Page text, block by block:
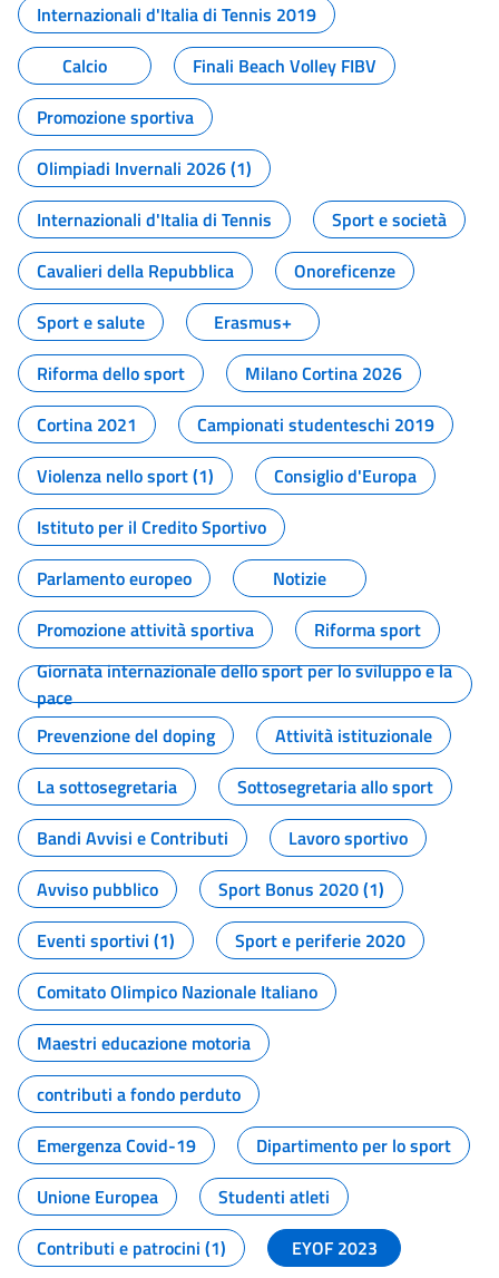
Internazionali d'Italia di Tennis 2019
Calcio
Finali Beach Volley FIBV
Promozione sportiva
Olimpiadi Invernali 2026 (1)
Internazionali d'Italia di Tennis
Sport e società
Cavalieri della Repubblica
Onoreficenze
Sport e salute
Erasmus+
Riforma dello sport
Milano Cortina 2026
Cortina 2021
Campionati studenteschi 2019
Violenza nello sport (1)
Consiglio d'Europa
Istituto per il Credito Sportivo
Parlamento europeo
Notizie
Promozione attività sportiva
Riforma sport
Giornata internazionale dello sport per lo sviluppo e la
pace
Prevenzione del doping
Attività istituzionale
La sottosegretaria
Sottosegretaria allo sport
Bandi Avvisi e Contributi
Lavoro sportivo
Avviso pubblico
Sport Bonus 2020 (1)
Eventi sportivi (1)
Sport e periferie 2020
Comitato Olimpico Nazionale Italiano
Maestri educazione motoria
contributi a fondo perduto
Emergenza Covid-19
Dipartimento per lo sport
Unione Europea
Studenti atleti
Contributi e patrocini (1)
EYOF 2023